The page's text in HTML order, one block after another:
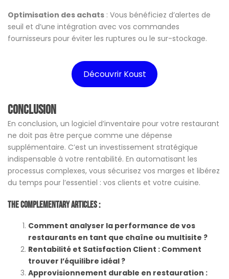
Optimisation des achats : Vous bénéficiez d’alertes de
seuil et d’une intégration avec vos commandes
fournisseurs pour éviter les ruptures ou le sur-stockage.
Découvrir Koust
Conclusion
En conclusion, un logiciel d’inventaire pour votre restaurant
ne doit pas être perçue comme une dépense
supplémentaire. C’est un investissement stratégique
indispensable à votre rentabilité. En automatisant les
processus complexes, vous sécurisez vos marges et libérez
du temps pour l’essentiel : vos clients et votre cuisine.
The Complementary Articles :
Comment analyser la performance de vos
restaurants en tant que chaîne ou multisite ?
Rentabilité et Satisfaction Client : Comment
trouver l’équilibre idéal ?
Approvisionnement durable en restauration :